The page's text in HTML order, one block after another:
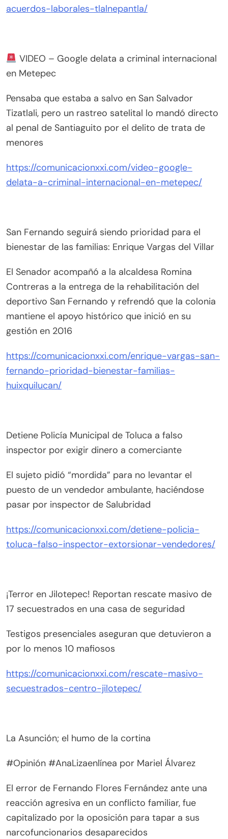
acuerdos-laborales-tlalnepantla/
VIDEO – Google delata a criminal internacional
en Metepec
Pensaba que estaba a salvo en San Salvador
Tizatlali, pero un rastreo satelital lo mandó directo
al penal de Santiaguito por el delito de trata de
menores
https://comunicacionxxi.com/video-google-
delata-a-criminal-internacional-en-metepec/
San Fernando seguirá siendo prioridad para el
bienestar de las familias: Enrique Vargas del Villar
El Senador acompañó a la alcaldesa Romina
Contreras a la entrega de la rehabilitación del
deportivo San Fernando y refrendó que la colonia
mantiene el apoyo histórico que inició en su
gestión en 2016
https://comunicacionxxi.com/enrique-vargas-san-
fernando-prioridad-bienestar-familias-
huixquilucan/
Detiene Policía Municipal de Toluca a falso
inspector por exigir dinero a comerciante
El sujeto pidió “mordida” para no levantar el
puesto de un vendedor ambulante, haciéndose
pasar por inspector de Salubridad
https://comunicacionxxi.com/detiene-policia-
toluca-falso-inspector-extorsionar-vendedores/
¡Terror en Jilotepec! Reportan rescate masivo de
17 secuestrados en una casa de seguridad
Testigos presenciales aseguran que detuvieron a
por lo menos 10 mafiosos
https://comunicacionxxi.com/rescate-masivo-
secuestrados-centro-jilotepec/
La Asunción; el humo de la cortina
#Opinión #AnaLizaenlínea por Mariel Álvarez
El error de Fernando Flores Fernández ante una
reacción agresiva en un conflicto familiar, fue
capitalizado por la oposición para tapar a sus
narcofuncionarios desaparecidos